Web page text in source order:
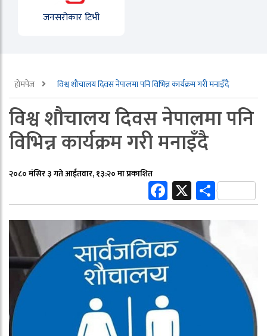
जनसरोकार टिभी
होमपेज विश्व शौचालय दिवस नेपालमा पनि विभिन्न कार्यक्रम गरी मनाइँदै
विश्व शौचालय दिवस नेपालमा पनि
विभिन्न कार्यक्रम गरी मनाइँदै
२०८० मंसिर ३ गते आईतवार, १३:२० मा प्रकाशित
Facebook
XShare